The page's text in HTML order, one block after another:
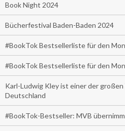
Book Night 2024
Bücherfestival Baden-Baden 2024
#BookTok Bestsellerliste für den
#BookTok Bestsellerliste für den
Karl-Ludwig Kley ist einer der
Deutschland
#BookTok-Bestseller: MVB